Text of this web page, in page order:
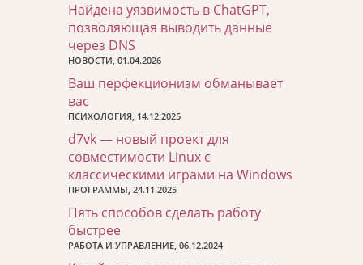
Найдена уязвимость в ChatGPT,
позволяющая выводить данные
через DNS
НОВОСТИ, 01.04.2026
Ваш перфекционизм обманывает
вас
ПСИХОЛОГИЯ, 14.12.2025
d7vk — новый проект для
совместимости Linux с
классическими играми на Windows
ПРОГРАММЫ, 24.11.2025
Пять способов сделать работу
быстрее
РАБОТА И УПРАВЛЕНИЕ, 06.12.2024